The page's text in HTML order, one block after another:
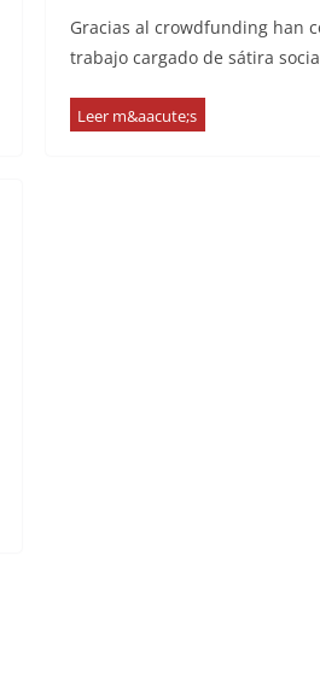
Gracias al crowdfunding han
trabajo cargado de sátira